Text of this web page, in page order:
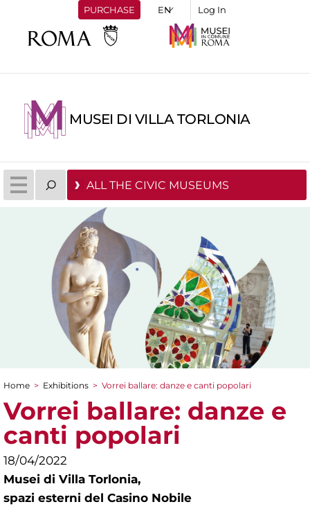
PURCHASE Log In
MUSEI DI VILLA TORLONIA
ALL THE CIVIC MUSEUMS
You are here
Home > Exhibitions > Vorrei ballare: danze e canti popolari
Vorrei ballare: danze e
canti popolari
18/04/2022
Musei di Villa Torlonia,
spazi esterni del Casino Nobile